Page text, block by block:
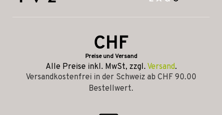
CHF
Preise und Versand
Alle Preise inkl. MwSt, zzgl. Versand.
Versandkostenfrei in der Schweiz ab CHF 90.00
Bestellwert.